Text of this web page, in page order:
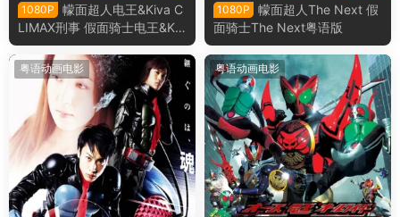
1080P
幪面超人电王&Kiva C
LIMAX刑事 假面骑士电王&Kiv
a 巅峰刑事粤语版
1080P
幪面超人The Next 假
面骑士The Next粤语版
粤语动画电影 粤语动画电影